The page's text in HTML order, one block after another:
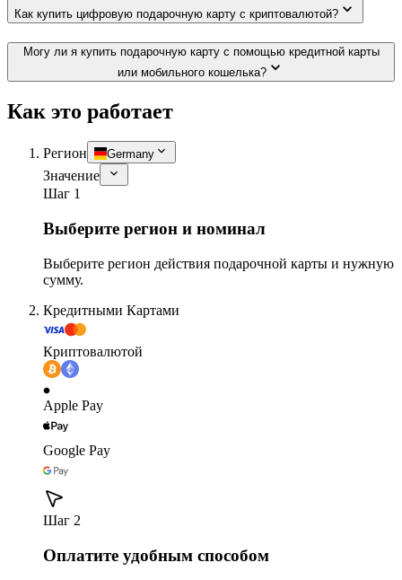
Как купить цифровую подарочную карту с криптовалютой?
Могу ли я купить подарочную карту с помощью кредитной карты
или мобильного кошелька?
Как это работает
Регион Germany
Значение
Шаг 1
Выберите регион и номинал
Выберите регион действия подарочной карты и нужную
сумму.
Кредитными Картами
Криптовалютой
Apple Pay
Google Pay
Шаг 2
Оплатите удобным способом